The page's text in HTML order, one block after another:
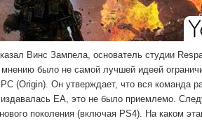
Винс Зампела, основатель студии
мнению было не самой лучшей идеей
(Origin). Он утверждает, что вся команда
издавалась EA, это не было приемлемо.
поколения (включая PS4). На каком